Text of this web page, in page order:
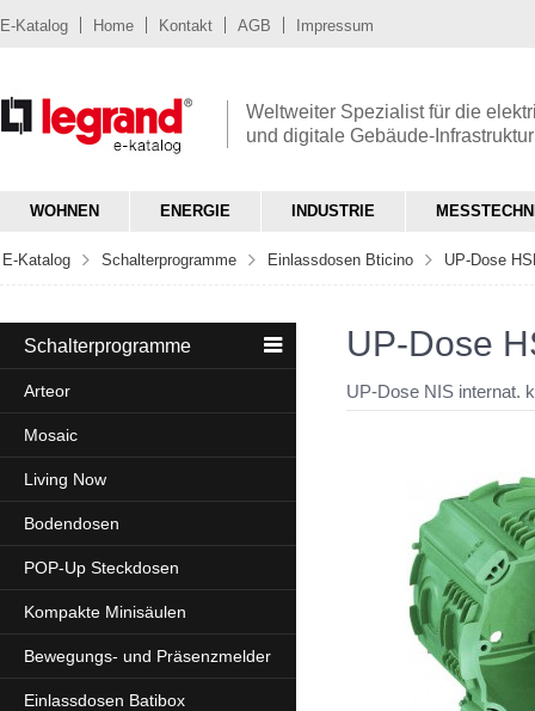
E-Katalog Home Kontakt AGB Impressum
Weltweiter Spezialist für die
und digitale Gebäude-Infrastruktur
WOHNEN ENERGIE INDUSTRIE
E-Katalog Schalterprogramme Einlassdosen Bticino UP-Dose
Schalterprogramme
Arteor
Mosaic
Living Now
Bodendosen
POP-Up Steckdosen
Kompakte Minisäulen
Bewegungs- und Präsenzmelder
Einlassdosen Batibox
UP-Dose
UP-Dose NIS internat.